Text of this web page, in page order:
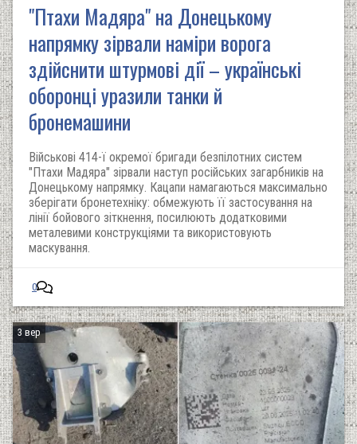
"Птахи Мадяра" на Донецькому
напрямку зірвали наміри ворога
здійснити штурмові дії – українські
оборонці уразили танки й
бронемашини
Військові 414-ї окремої бригади безпілотних систем
"Птахи Мадяра" зірвали наступ російських загарбників на
Донецькому напрямку. Кацапи намагаються максимально
зберігати бронетехніку: обмежують її застосування на
лінії бойового зіткнення, посилюють додатковими
металевими конструкціями та використовують
маскування.
0
3 вер